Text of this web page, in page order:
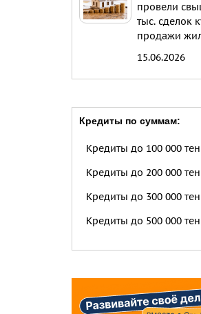
провели
тыс. сделок
продажи
15.06.2026
Кредиты по суммам:
Кредиты до 100 000
Кредиты до 200 000
Кредиты до 300 000
Кредиты до 500 000